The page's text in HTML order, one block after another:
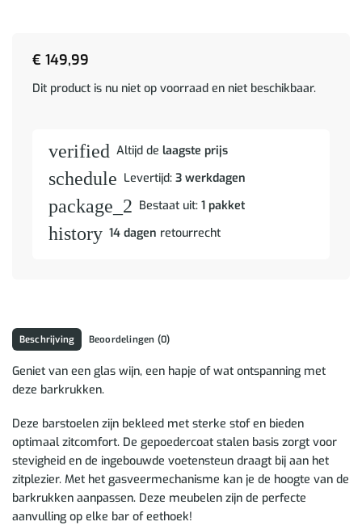
€ 149,99
Dit product is nu niet op voorraad en niet beschikbaar.
verified Altijd de laagste prijs
schedule Levertijd: 3 werkdagen
package_2 Bestaat uit: 1 pakket
history 14 dagen retourrecht
Beschrijving Beoordelingen (0)
Geniet van een glas wijn, een hapje of wat ontspanning met
deze barkrukken.
Deze barstoelen zijn bekleed met sterke stof en bieden
optimaal zitcomfort. De gepoedercoat stalen basis zorgt voor
stevigheid en de ingebouwde voetensteun draagt bij aan het
zitplezier. Met het gasveermechanisme kan je de hoogte van de
barkrukken aanpassen. Deze meubelen zijn de perfecte
aanvulling op elke bar of eethoek!